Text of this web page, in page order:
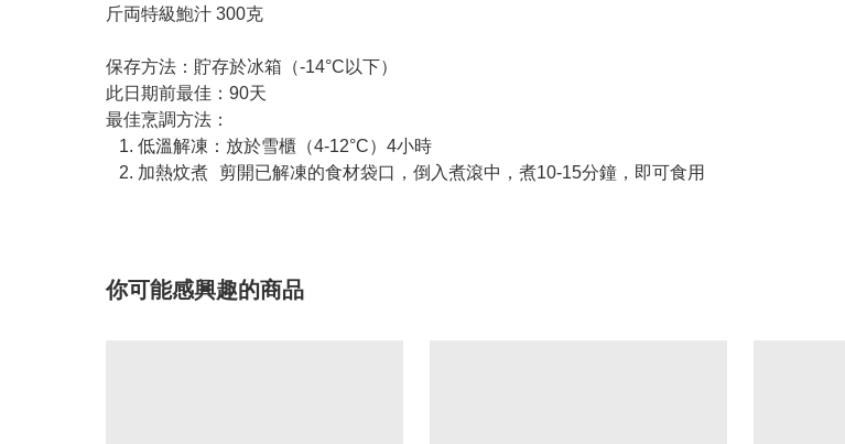
斤両特級鮑汁 300克
保存方法：貯存於冰箱（-14°C以下）
此日期前最佳：90天
最佳烹調方法：
1. 低溫解凍：放於雪櫃（4-12°C）4小時
2. 加熱炆煮 剪開已解凍的食材袋口，倒入煮滾中，煮10-15分鐘，即可食用
你可能感興趣的商品